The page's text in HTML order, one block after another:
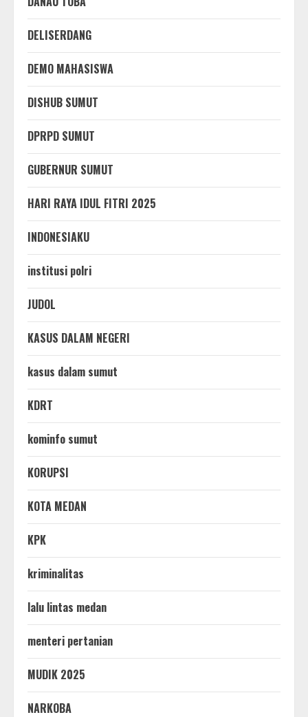
DELISERDANG
DEMO MAHASISWA
DISHUB SUMUT
DPRPD SUMUT
GUBERNUR SUMUT
HARI RAYA IDUL FITRI 2025
INDONESIAKU
institusi polri
JUDOL
KASUS DALAM NEGERI
kasus dalam sumut
KDRT
kominfo sumut
KORUPSI
KOTA MEDAN
KPK
kriminalitas
lalu lintas medan
menteri pertanian
MUDIK 2025
NARKOBA